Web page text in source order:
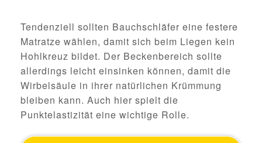
Tendenziell sollten Bauchschläfer eine festere
Matratze wählen, damit sich beim Liegen kein
Hohlkreuz bildet. Der Beckenbereich sollte
allerdings leicht einsinken können, damit die
Wirbelsäule in ihrer natürlichen Krümmung
bleiben kann. Auch hier spielt die
Punktelastizität eine wichtige Rolle.